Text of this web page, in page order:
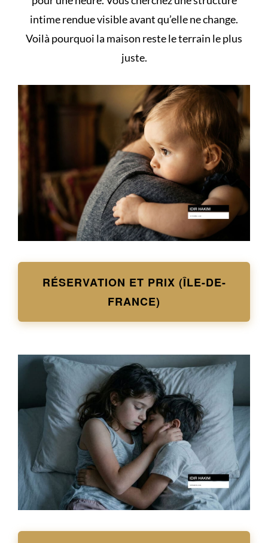
intime rendue visible avant qu’elle ne change.
Voilà pourquoi la maison reste le terrain le plus
juste.
RÉSERVATION ET PRIX (ÎLE-DE-
FRANCE)